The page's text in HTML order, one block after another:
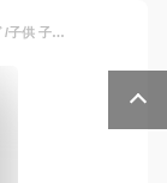
FILA フィラ キャンバス ミニショルダーバッグ /子供 子供用 子ども こども キッズ 子供バック 子供バッグ 女の子 女子 男の子 男子 保育園 幼稚園 小学生 中学生 高校生 大学生 学生 縦型 ショルダーバッグ 斜めがけバッグ かわいい 可愛い おしゃれ デニム ブランド/ r